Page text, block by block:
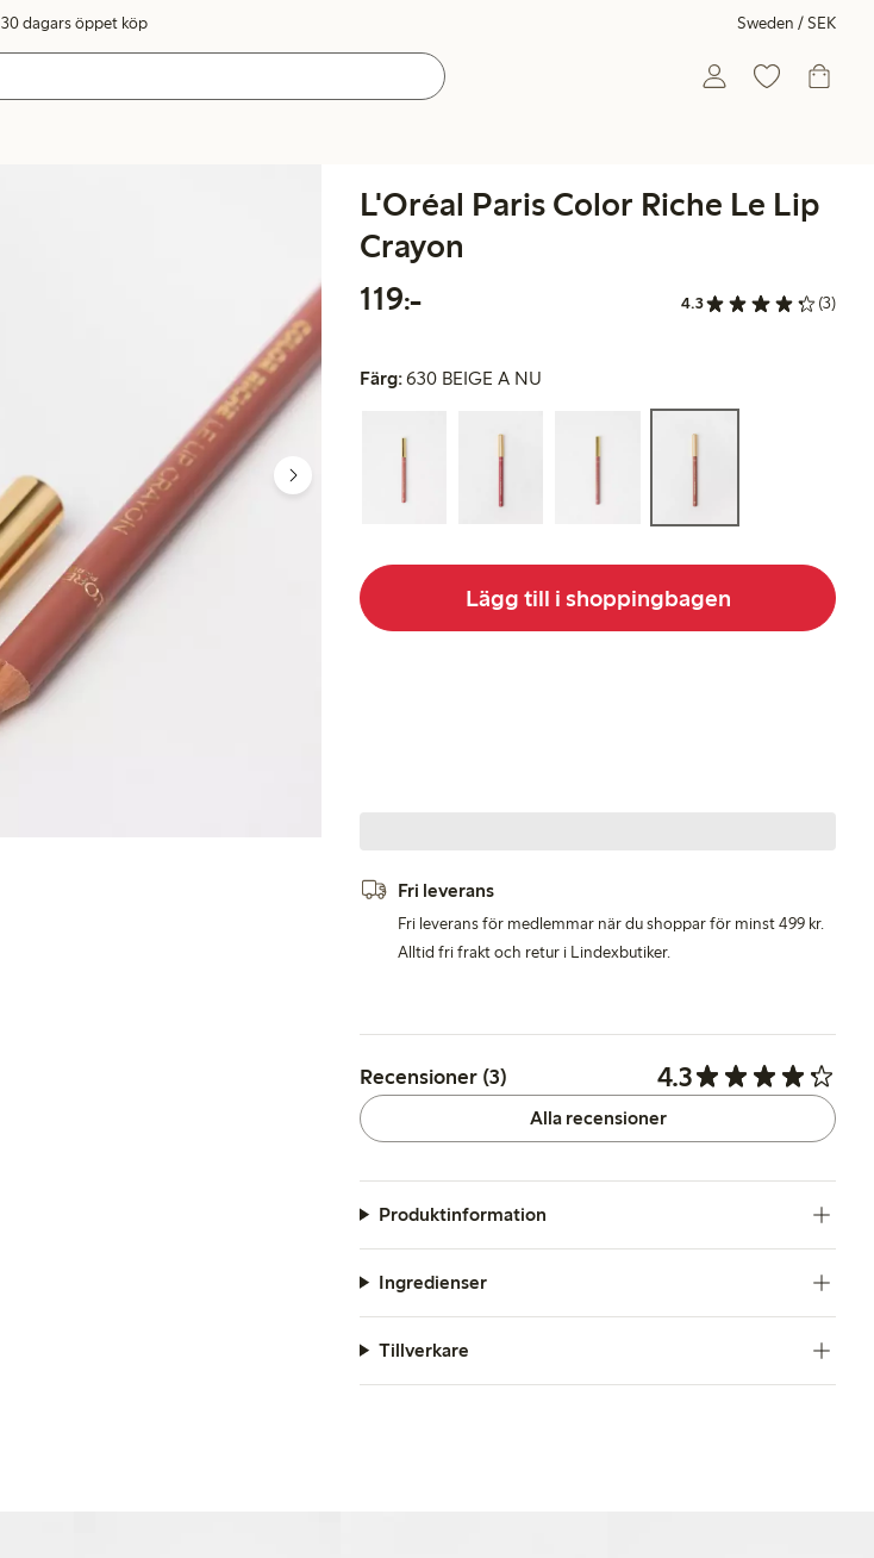
30 dagars öppet köp Sweden / SEK
L'Oréal Paris Color Riche Le Lip
Crayon
119:-
4.3 (3)
Färg:630 BEIGE A NU
Lägg till i shoppingbagen
Fri leverans
Fri leverans för medlemmar när du shoppar för minst 499 kr.
Alltid fri frakt och retur i Lindexbutiker.
Recensioner (3) 4.3
Alla recensioner
Produktinformation
Ingredienser
Tillverkare